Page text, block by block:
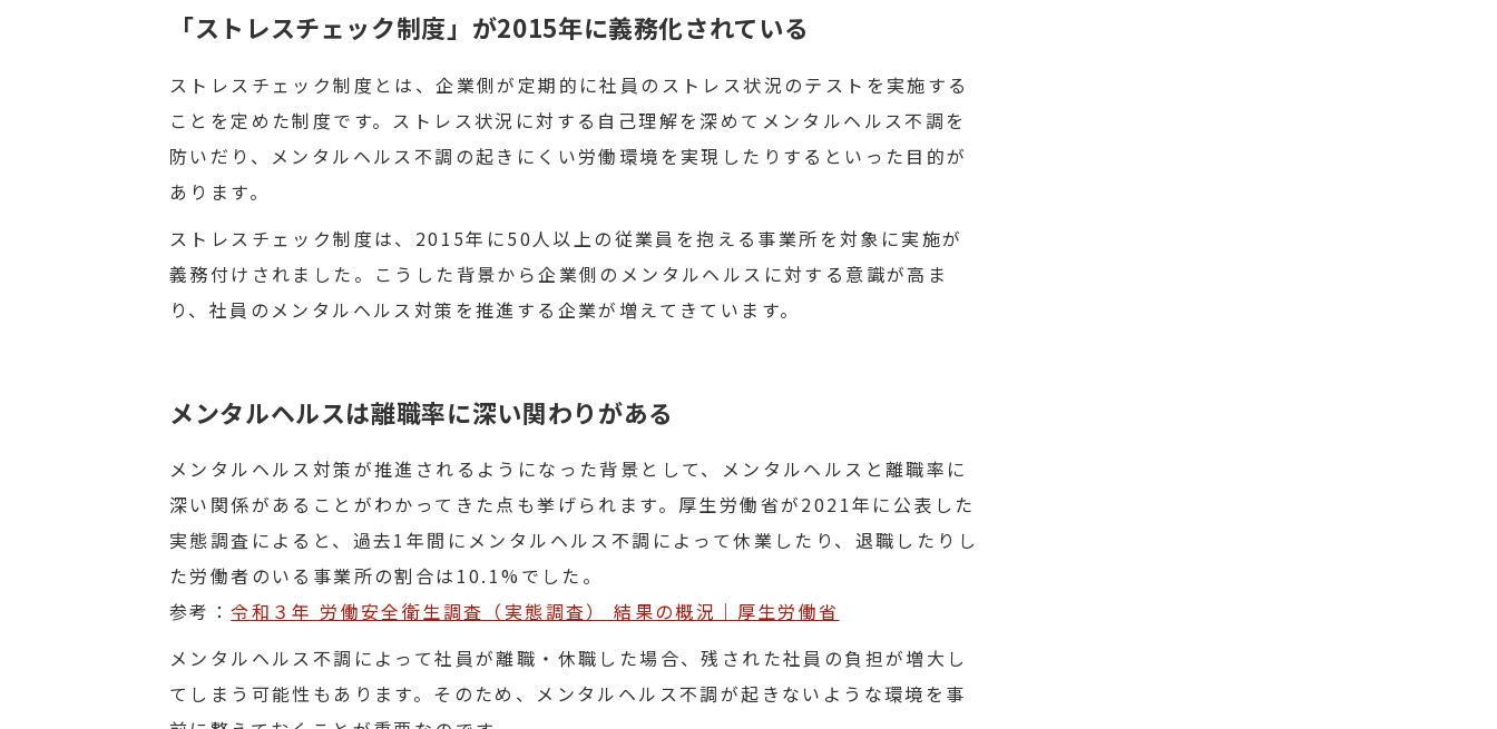
「ストレスチェック制度」が2015年に義務化されている
ストレスチェック制度とは、企業側が定期的に社員のストレス状況のテストを実施する
ことを定めた制度です。ストレス状況に対する自己理解を深めてメンタルヘルス不調を
防いだり、メンタルヘルス不調の起きにくい労働環境を実現したりするといった目的が
あります。
ストレスチェック制度は、2015年に50人以上の従業員を抱える事業所を対象に実施が
義務付けされました。こうした背景から企業側のメンタルヘルスに対する意識が高ま
り、社員のメンタルヘルス対策を推進する企業が増えてきています。
メンタルヘルスは離職率に深い関わりがある
メンタルヘルス対策が推進されるようになった背景として、メンタルヘルスと離職率に
深い関係があることがわかってきた点も挙げられます。厚生労働省が2021年に公表した
実態調査によると、過去1年間にメンタルヘルス不調によって休業したり、退職したりし
た労働者のいる事業所の割合は10.1%でした。
参考：令和３年 労働安全衛生調査（実態調査） 結果の概況｜厚生労働省
メンタルヘルス不調によって社員が離職・休職した場合、残された社員の負担が増大し
てしまう可能性もあります。そのため、メンタルヘルス不調が起きないような環境を事